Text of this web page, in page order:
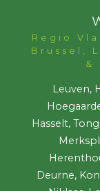
Regio
Brussel,
&
Leuven,
Hasselt,
Deurne,